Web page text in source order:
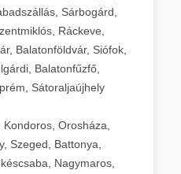
Sárbogárd,
Ráckeve,
Balatonföldvár, Siófok,
Balatonfűzfő,
Sátoraljaújhely
Orosháza,
Szeged, Battonya,
Nagymaros,